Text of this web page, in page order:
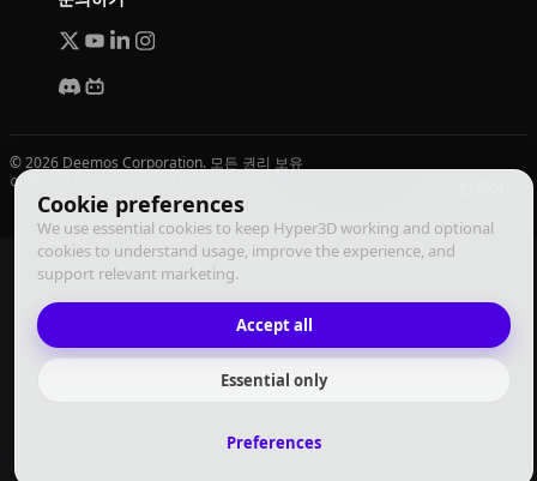
Cookie preferences
We use essential cookies to keep Hyper3D working and optional
cookies to understand usage, improve the experience, and
support relevant marketing.
Accept all
Essential only
Preferences
© 2026 Deemos Corporation. 모든 권리 보유
이용 약관